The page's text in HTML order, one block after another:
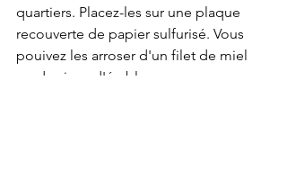
quartiers. Placez-les sur une plaque
recouverte de papier sulfurisé. Vous
pouivez les arroser d'un filet de miel
ou de sirop d'érable.